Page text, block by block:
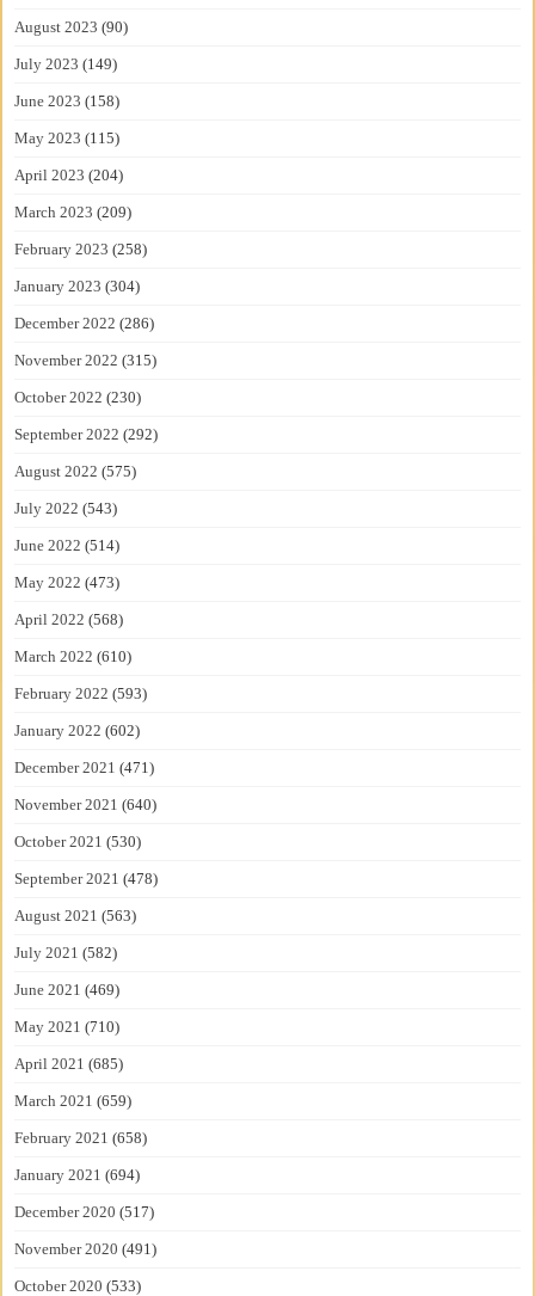
August 2023 (90)
July 2023 (149)
June 2023 (158)
May 2023 (115)
April 2023 (204)
March 2023 (209)
February 2023 (258)
January 2023 (304)
December 2022 (286)
November 2022 (315)
October 2022 (230)
September 2022 (292)
August 2022 (575)
July 2022 (543)
June 2022 (514)
May 2022 (473)
April 2022 (568)
March 2022 (610)
February 2022 (593)
January 2022 (602)
December 2021 (471)
November 2021 (640)
October 2021 (530)
September 2021 (478)
August 2021 (563)
July 2021 (582)
June 2021 (469)
May 2021 (710)
April 2021 (685)
March 2021 (659)
February 2021 (658)
January 2021 (694)
December 2020 (517)
November 2020 (491)
October 2020 (533)